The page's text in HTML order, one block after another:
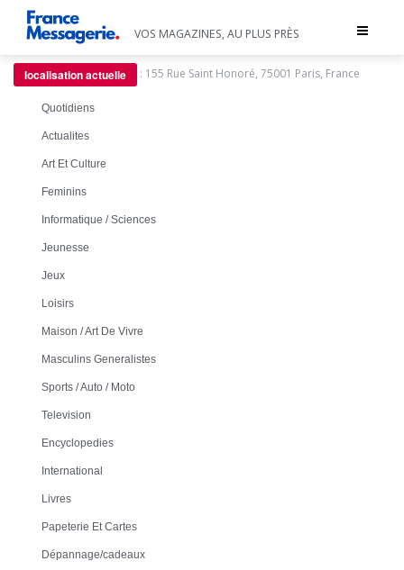
Toggle
VOS MAGAZINES, AU PLUS PRÈS
localisation actuelle : 155 Rue Saint Honoré, 75001 Paris, France
Quotidiens
Actualites
Art Et Culture
Feminins
Informatique / Sciences
Jeunesse
Jeux
Loisirs
Maison / Art De Vivre
Masculins Generalistes
Sports / Auto / Moto
Television
Encyclopedies
International
Livres
Papeterie Et Cartes
Dépannage/cadeaux